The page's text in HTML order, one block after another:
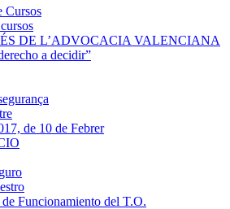
Cursos
DE L’ADVOCACIA VALENCIANA
a decidir”
de 10 de Febrer
Funcionamiento del T.O.